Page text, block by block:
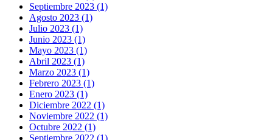
Septiembre 2023 (1)
Agosto 2023 (1)
Julio 2023 (1)
Junio 2023 (1)
Mayo 2023 (1)
Abril 2023 (1)
Marzo 2023 (1)
Febrero 2023 (1)
Enero 2023 (1)
Diciembre 2022 (1)
Noviembre 2022 (1)
Octubre 2022 (1)
Septiembre 2022 (1)